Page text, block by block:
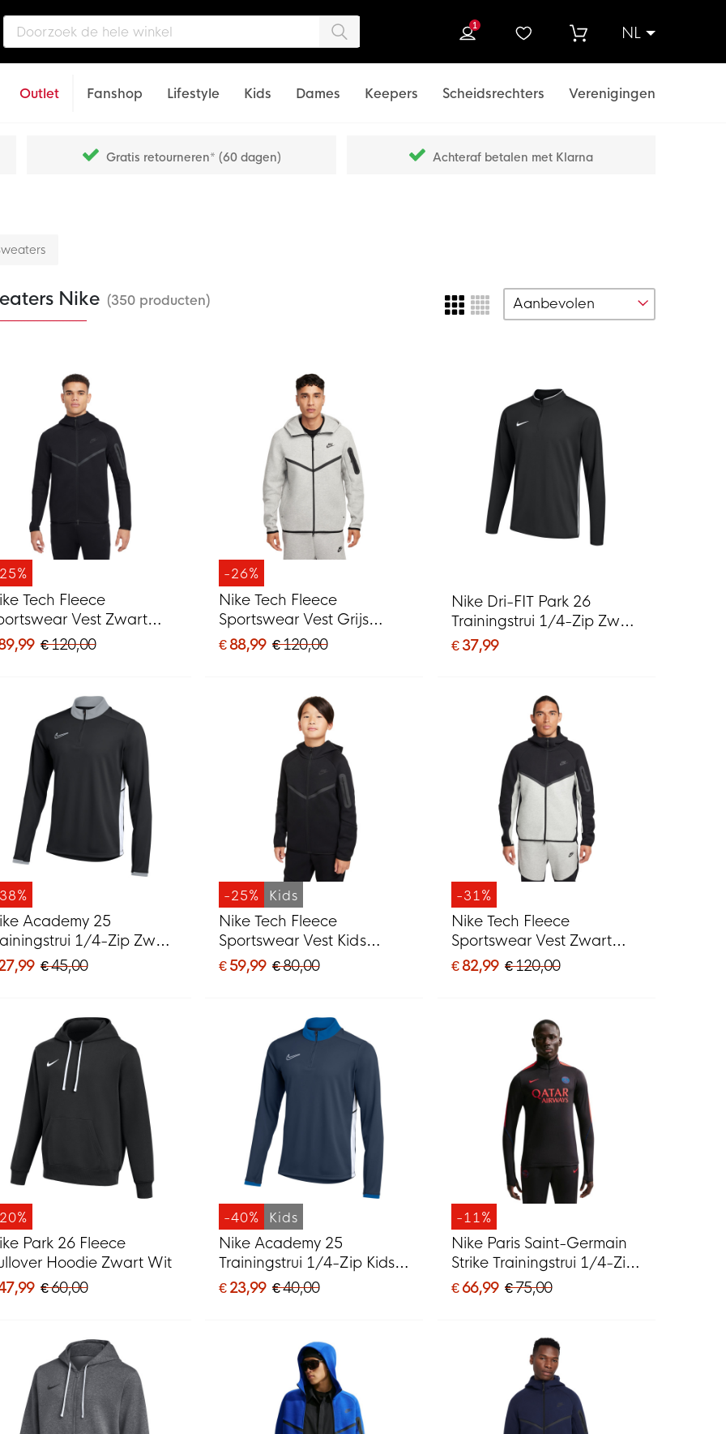
NL
1
Outlet Fanshop Lifestyle Kids Dames Keepers Scheidsrechters Verenigingen
Gratis retourneren* (60 dagen) Achteraf betalen met Klarna
Nike (350 producten)
Tech Fleece
Vest Zwart
€ 120,00
-26%
Nike Tech Fleece
Sportswear Vest Grijs
Zwart
€ 88,99 € 120,00
Nike Dri-FIT Park 26
Trainingstrui 1/4-Zip Zwart
Wit
€ 37,99
Academy 25
1/4-Zip Zwart
Wit€ 45,00
-25% Kids
Nike Tech Fleece
Sportswear Vest Kids
Zwart Donkergrijs
€ 59,99 € 80,00
-31%
Nike Tech Fleece
Sportswear Vest Zwart
Lichtgrijs
€ 82,99 € 120,00
Park 26 Fleece
Hoodie Zwart Wit
€ 60,00
-40% Kids
Nike Academy 25
Trainingstrui 1/4-Zip Kids
Donkerblauw Blauw Wit
€ 23,99 € 40,00
-11%
Nike Paris Saint-Germain
Strike Trainingstrui 1/4-Zip
2026-2027 Zwart Felrood
Donkerblauw
€ 66,99 € 75,00